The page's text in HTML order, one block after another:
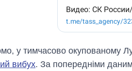
у тимчасово окупованому
вибух. За попередніми